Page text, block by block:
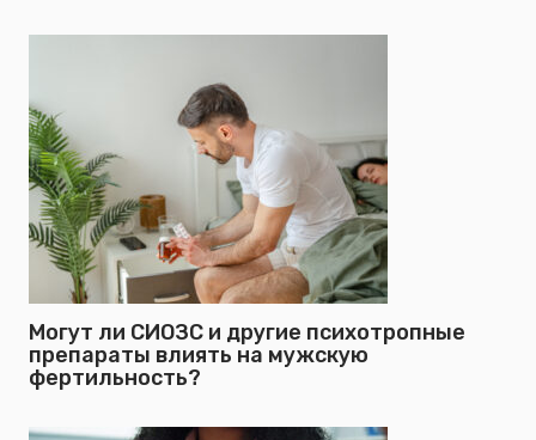
Могут ли СИОЗС и другие психотропные
препараты влиять на мужскую
фертильность?